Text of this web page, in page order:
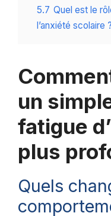
5.7 Quel est le
l’anxiété scolaire ?
un
fatigue
plus
Quels